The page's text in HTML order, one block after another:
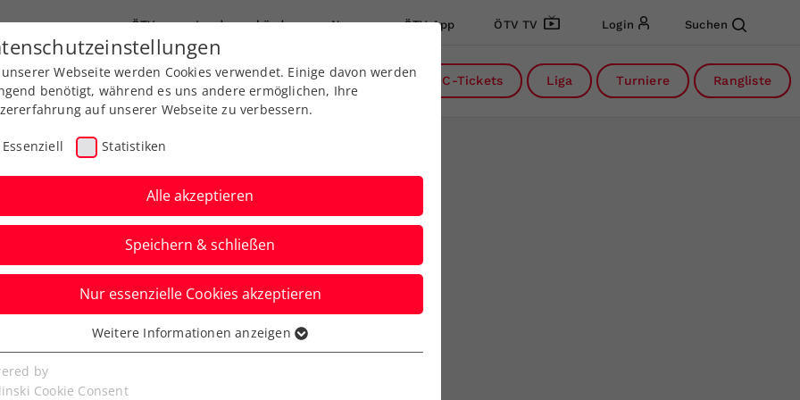
ÖTV Landesverbände News ÖTV App ÖTV TV Login Suchen
Ausbildungen Services Über uns DC-Tickets Liga Turniere Rangliste
beim ÖTV
Villach
Webseite werden Cookies verwendet. Einige davon werden
benötigt, während es uns andere ermöglichen, Ihre
auf unserer Webseite zu verbessern.
Essenziell Statistiken
Alle akzeptieren
Speichern & schließen
Nur essenzielle Cookies akzeptieren
Cookies werden für grundlegende Funktionen der
benötigt. Dadurch ist gewährleistet, dass die Webseite
Weitere Informationen anzeigen
by
Cookie Consent